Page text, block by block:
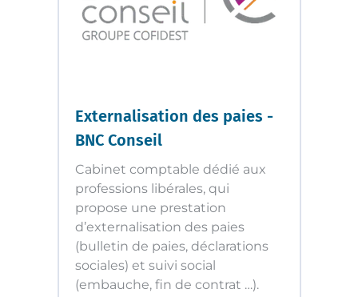
Externalisation des paies -
BNC Conseil
Cabinet comptable dédié aux
professions libérales, qui
propose une prestation
d’externalisation des paies
(bulletin de paies, déclarations
sociales) et suivi social
(embauche, fin de contrat …).